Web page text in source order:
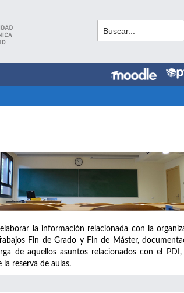
la información relacionada con la
Fin de Grado y Fin de Máster,
de aquellos asuntos relacionados con el
reserva de aulas.